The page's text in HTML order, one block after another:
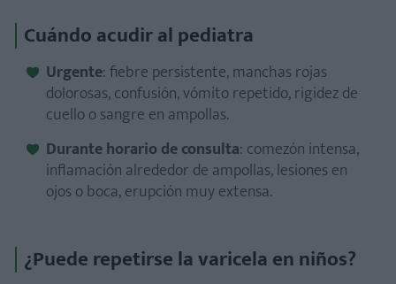
Cuándo acudir al pediatra
Urgente: fiebre persistente, manchas rojas
dolorosas, confusión, vómito repetido, rigidez de
cuello o sangre en ampollas.
Durante horario de consulta: comezón intensa,
inflamación alrededor de ampollas, lesiones en
ojos o boca, erupción muy extensa.
¿Puede repetirse la varicela en niños?